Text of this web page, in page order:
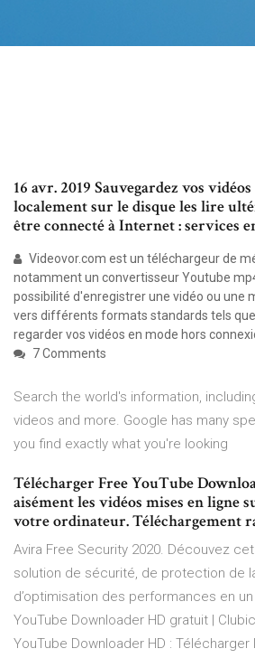
16 avr. 2019 Sauvegardez vos
localement sur le disque les lire
être connecté à Internet : services
Videovor.com est un téléchargeur de
notamment un convertisseur Youtube
possibilité d'enregistrer une vidéo ou une
vers différents formats standards tels
regarder vos vidéos en mode hors
7 Comments
Search the world's information,
videos and more. Google has many
you find exactly what you're looking
Télécharger Free YouTube
aisément les vidéos mises en ligne
votre ordinateur. Téléchargement
Avira Free Security 2020. Découvez
solution de sécurité, de protection de
d’optimisation des performances en
YouTube Downloader HD gratuit |
YouTube Downloader HD :